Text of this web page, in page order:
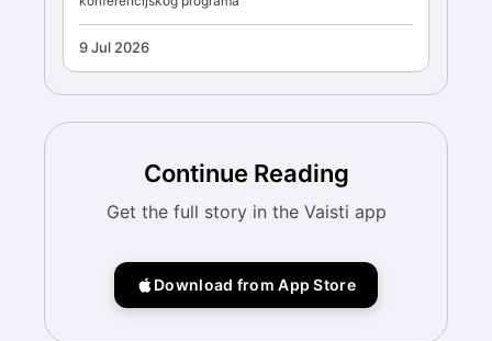
9 Jul 2026
Continue Reading
Get the full story in the Vaisti app
Download from App Store